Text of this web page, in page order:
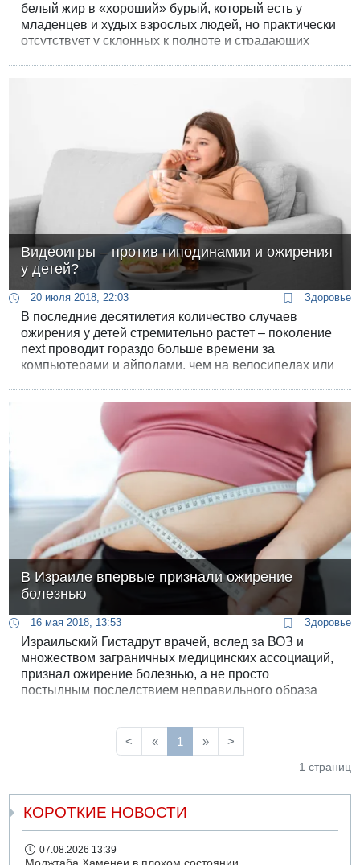
белый жир в «хороший» бурый, который есть у
младенцев и худых взрослых людей, но практически
отсутствует у склонных к полноте и страдающих
Видеоигры – против гиподинамии и ожирения
у детей?
20 июля 2018, 22:03 Здоровье
В последние десятилетия количество случаев
ожирения у детей стремительно растет – поколение
next проводит гораздо больше времени за
компьютерами и айподами, чем на велосипедах или
В Израиле впервые признали ожирение
болезнью
16 мая 2018, 13:53 Здоровье
Израильский Гистадрут врачей, вслед за ВОЗ и
множеством заграничных медицинских ассоциаций,
признал ожирение болезнью, а не просто
постыдным последствием неправильного образа
< « 1 » >
1 страниц
КОРОТКИЕ НОВОСТИ
07.08.2026 13:39